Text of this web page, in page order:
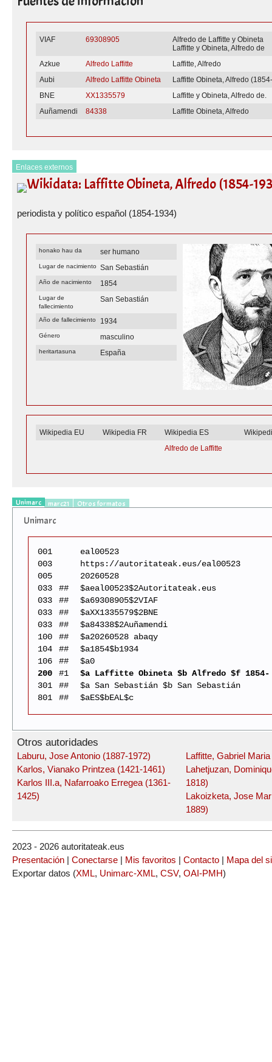
VIAF 69308905
Alfredo de Laffitte y Obineta
Laffitte y Obineta, Alfredo de
Azkue
Alfredo Laffitte
Laffitte, Alfredo
Aubi
Alfredo Laffitte Obineta
Laffitte Obineta, Alfredo
BNE
XX1335579
Laffitte y Obineta, Alfredo de.
Auñamendi
84338 Laffitte Obineta, Alfredo
Enlaces externos
Wikidata: Laffitte Obineta, Alfredo (1854-
periodista y político español (1854-1934)
honako hau da ser humano
Lugar de nacimiento San Sebastián
Año de nacimiento 1854
Lugar de
fallecimiento
San Sebastián
Año de fallecimiento 1934
Género masculino
heritartasuna España
Wikipedia EU Wikipedia FR Wikipedia ES
Alfredo de Laffitte
Unimarc marc21 Otros formatos
Unimarc
001
eal00523
003
https://autoritateak.eus/eal00523
005
20260528
033
##
$aeal00523$2Autoritateak.eus
033
##
$a69308905$2VIAF
033
##
$aXX1335579$2BNE
033
##
$a84338$2Auñamendi
100
##
$a20260528 abaqy
104
##
$a1854$b1934
106
##
$a0
200
#1
$a Laffitte Obineta $b Alfredo $f 1854-
301
##
$a San Sebastián $b San Sebastián
801
## $aES$bEAL$c
Otros autoridades
Laburu, Jose Antonio (1887-1972)
Karlos, Vianako Printzea (1421-1461)
Karlos III.a, Nafarroako Erregea (1361-
1425)
Laffitte, Gabriel
Lahetjuzan,
1818)
Lakoizketa, Jose
1889)
2023 - 2026 autoritateak.eus
Presentación | Conectarse | Mis favoritos | Contacto | Mapa del
Exportar datos (XML, Unimarc-XML, CSV, OAI-PMH)